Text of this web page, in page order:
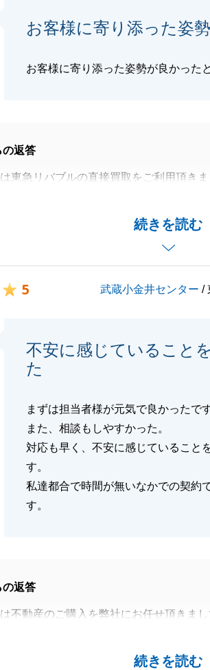
お客様に寄り添った姿
お客様に寄り添った姿勢が良かった
続きを読む
の返答
東急リバブルの直接買取をご利用頂き
売却という事で色々とご協力を頂戴しま
急リバブルをよろしくお願いいたします。
5 武蔵小金井センター /
不安に感じていること
た
まずは担当者様が元気で良かったです
また、相談もしやすかった。
対応も早く、不安に感じていること
す。
私達都合で時間が無いなかでの契約
す。
続きを読む
の返答
不動産のご購入を弊社にお任せ頂きま
ご丁寧にご対応いただき誠にありがとう